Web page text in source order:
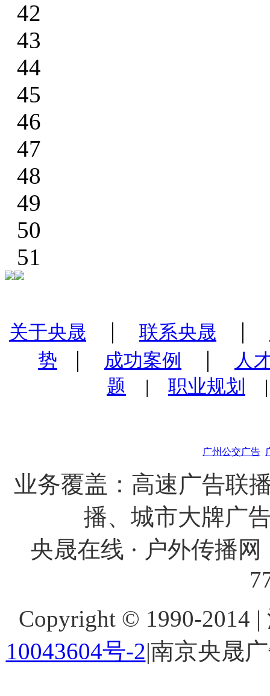
42
43
44
45
46
47
48
49
50
51
关于央晟 | 联系央晟 |
势
| 成功案例 |
人
题 | 职业规划
广州公交广告
业务覆盖：高速广告联
播、城市大牌广
央晟在线 · 户外传播
Copyright © 1990-2014
10043604号-2|南京央晟